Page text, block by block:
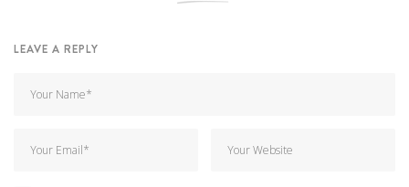
LEAVE A REPLY